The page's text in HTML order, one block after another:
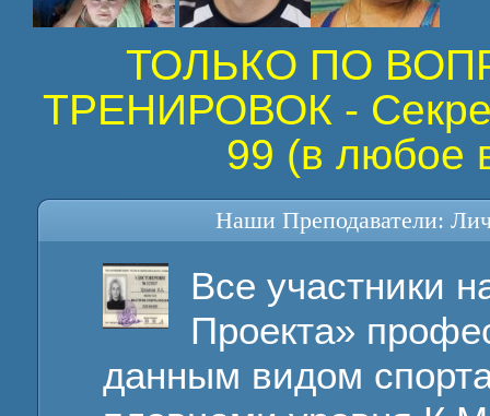
ТОЛЬКО ПО
ТРЕНИРОВОК -
99 (в любое
Наши Преподаватели:
Все участники
Проекта»
данным видом